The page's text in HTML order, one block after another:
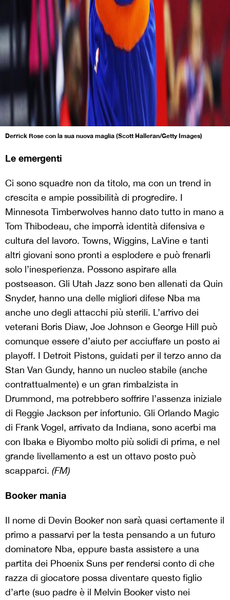
Derrick Rose con la sua nuova maglia (Scott Halleran/Getty Images)
Le emergenti
Ci sono squadre non da titolo, ma con un trend in
crescita e ampie possibilità di progredire. I
Minnesota Timberwolves hanno dato tutto in mano a
Tom Thibodeau, che imporrà identità difensiva e
cultura del lavoro. Towns, Wiggins, LaVine e tanti
altri giovani sono pronti a esplodere e può frenarli
solo l’inesperienza. Possono aspirare alla
postseason. Gli Utah Jazz sono ben allenati da Quin
Snyder, hanno una delle migliori difese Nba ma
anche uno degli attacchi più sterili. L’arrivo dei
veterani Boris Diaw, Joe Johnson e George Hill può
comunque essere d’aiuto per acciuffare un posto ai
playoff. I Detroit Pistons, guidati per il terzo anno da
Stan Van Gundy, hanno un nucleo stabile (anche
contrattualmente) e un gran rimbalzista in
Drummond, ma potrebbero soffrire l’assenza iniziale
di Reggie Jackson per infortunio. Gli Orlando Magic
di Frank Vogel, arrivato da Indiana, sono acerbi ma
con Ibaka e Biyombo molto più solidi di prima, e nel
grande livellamento a est un ottavo posto può
scapparci. (FM)
Booker mania
Il nome di Devin Booker non sarà quasi certamente il
primo a passarvi per la testa pensando a un futuro
dominatore Nba, eppure basta assistere a una
partita dei Phoenix Suns per rendersi conto di che
razza di giocatore possa diventare questo figlio
d’arte (suo padre è il Melvin Booker visto nei